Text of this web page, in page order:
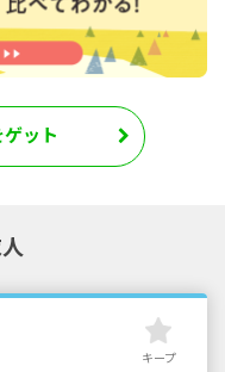
ット
キープ